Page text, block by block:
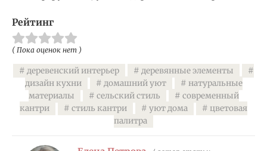
Рейтинг
( Пока оценок нет )
деревенский интерьер
деревянные элементы
дизайн кухни
домашний уют
натуральные
материалы
сельский стиль
современный
кантри
стиль кантри уют дома
цветовая
палитра